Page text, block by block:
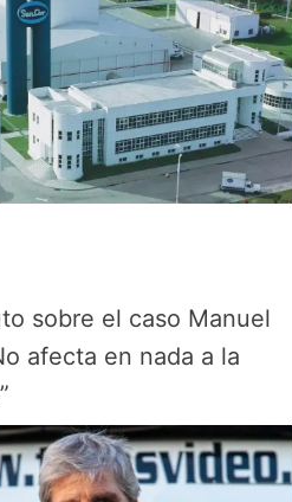
sobre el caso Manuel
afecta en nada a la